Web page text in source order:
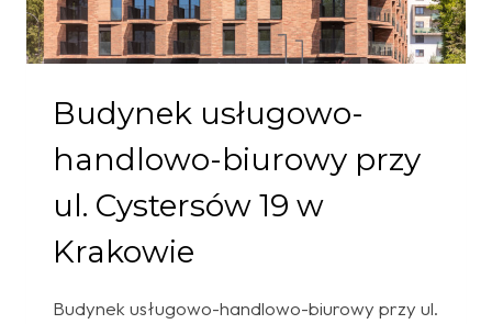
Budynek usługowo-
handlowo-biurowy przy
ul. Cystersów 19 w
Krakowie
Budynek usługowo-handlowo-biurowy przy ul.